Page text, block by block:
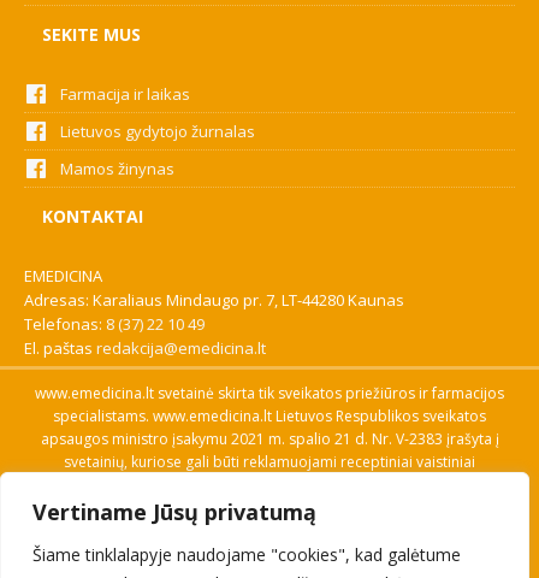
Vertiname Jūsų privatumą
Šiame tinklalapyje naudojame "cookies", kad galėtume
SEKITE MUS
Farmacija ir laikas
Lietuvos gydytojo žurnalas
Mamos žinynas
KONTAKTAI
EMEDICINA
Adresas: Karaliaus Mindaugo pr. 7, LT-44280 Kaunas
Telefonas: 8 (37) 22 10 49
El. paštas redakcija@emedicina.lt
www.emedicina.lt svetainė skirta tik sveikatos priežiūros ir farmacijos
specialistams. www.emedicina.lt Lietuvos Respublikos sveikatos
apsaugos ministro įsakymu 2021 m. spalio 21 d. Nr. V-2383 įrašyta į
svetainių, kuriose gali būti reklamuojami receptiniai vaistiniai
savo profesinę kvalifikaciją. Naudingos nuorodos: Vaistų ir medicinos
pagalbos priemonių kainų paieška, VVKT tinklalapis, Sveikatos
priežiūros ar farmacijos specialisto pranešimo apie įtariamą